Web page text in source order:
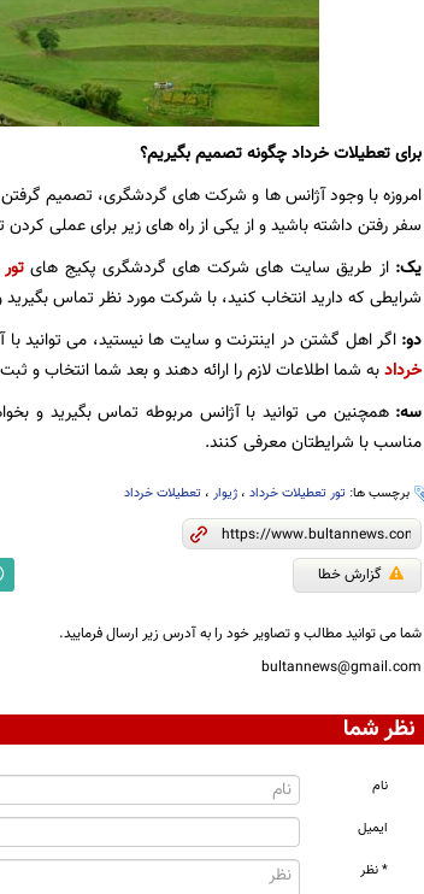
برای تعطیلات خرداد چگونه تصمیم بگیریم؟
امروزه با وجود آژانس ها و شرکت های گردشگری، تصمیم
سفر رفتن داشته باشید و از یکی از راه های زیر برای عملی
یک: از طریق سایت های شرکت های گردشگری پکیج های
شرایطی که دارید انتخاب کنید، با شرکت مورد نظر تماس بگیرید
دو: اگر اهل گشتن در اینترنت و سایت ها نیستید، می توانید
خردادبه شما اطلاعات لازم را ارائه دهند و بعد شما انتخاب و
سه: همچنین می توانید با آژانس مربوطه تماس بگیرید و
مناسب با شرایطتان معرفی کنند.
برچسب ها: تور تعطیلات خرداد، ژیوار، تعطیلات خرداد
گزارش خطا
شما می توانید مطالب و تصاویر خود را به آدرس زیر ارسال فرمایید.
bultannews@gmail.com
نظر شما
نام
ایمیل
* نظر